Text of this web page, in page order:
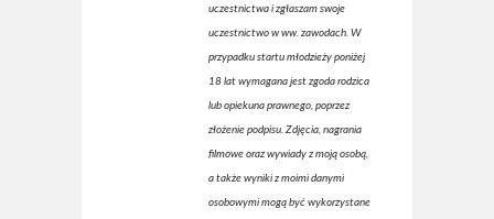
uczestnictwa i zgłaszam swoje
uczestnictwo w ww. zawodach. W
przypadku startu młodzieży poniżej
18 lat wymagana jest zgoda rodzica
lub opiekuna prawnego, poprzez
złożenie podpisu. Zdjęcia, nagrania
filmowe oraz wywiady z moją osobą,
a także wyniki z moimi danymi
osobowymi mogą być wykorzystane